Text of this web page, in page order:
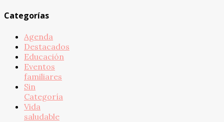
Categorías
Agenda
Destacados
Educación
Eventos
familiares
Sin
Categoría
Vida
saludable